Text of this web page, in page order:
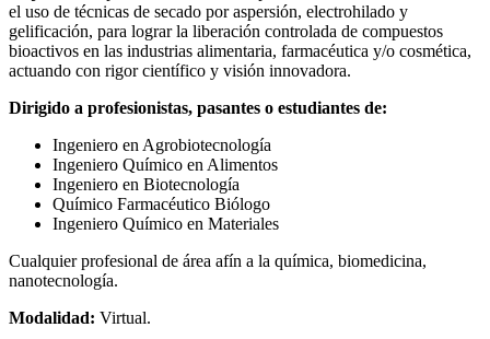
el uso de técnicas de secado por aspersión, electrohilado y
gelificación, para lograr la liberación controlada de compuestos
bioactivos en las industrias alimentaria, farmacéutica y/o cosmética,
actuando con rigor científico y visión innovadora.
Dirigido a profesionistas, pasantes o estudiantes de:
Ingeniero en Agrobiotecnología
Ingeniero Químico en Alimentos
Ingeniero en Biotecnología
Químico Farmacéutico Biólogo
Ingeniero Químico en Materiales
Cualquier profesional de área afín a la química, biomedicina,
nanotecnología.
Modalidad: Virtual.